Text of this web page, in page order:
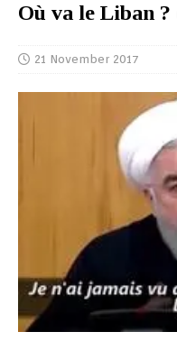
Où va le Liban
21 November 2017